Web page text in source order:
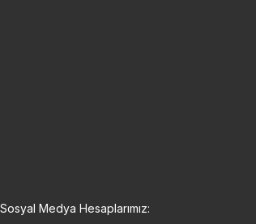
Sosyal Medya Hesaplarımız: